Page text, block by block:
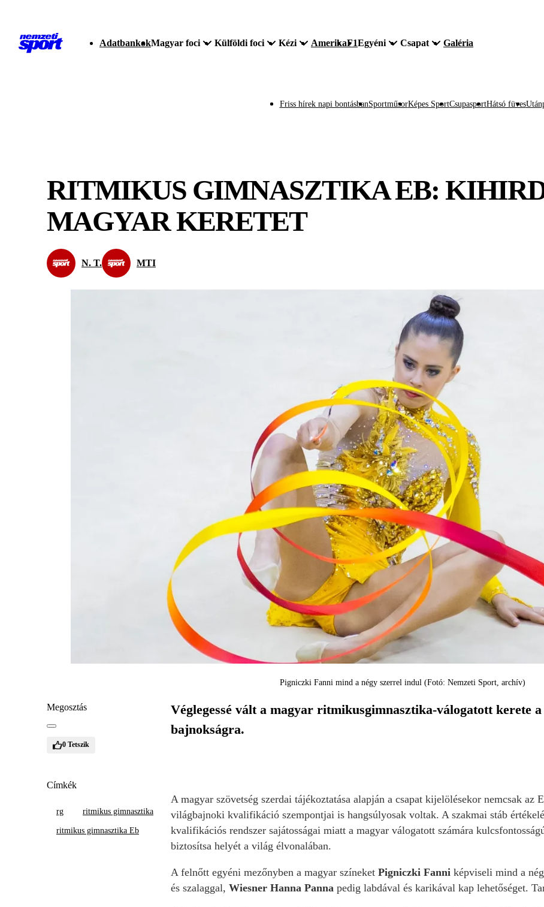
AdatbankokMagyar foci Külföldi foci Kézi AmerikaF1Egyéni Csapat Galéria
Friss hírek napi bontásbanSportműsorKépes SportCsupasportHátsó füves
RITMIKUS GIMNASZTIKA EB:
MAGYAR KERETET
N. T. MTI
Pigniczki Fanni mind a négy szerrel indul (Fotó: Nemzeti Sport, archív)
Megosztás
0 Tetszik
Címkék
rg ritmikus gimnasztika
ritmikus gimnasztika Eb
Véglegessé vált a magyar ritmikusgimnasztika-válogatott kerete
bajnokságra.
A magyar szövetség szerdai tájékoztatása alapján a csapat kijelölésekor nemcsak az
világbajnoki kvalifikáció szempontjai is hangsúlyosak voltak. A szakmai stáb
kvalifikációs rendszer sajátosságai miatt a magyar válogatott számára
biztosítsa helyét a világ élvonalában.
A felnőtt egyéni mezőnyben a magyar színeket Pigniczki Fanni képviseli mind a
és szalaggal, Wiesner Hanna Panna pedig labdával és karikával kap lehetőséget.